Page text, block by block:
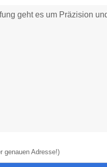
geht es um Präzision
genauen Adresse!)